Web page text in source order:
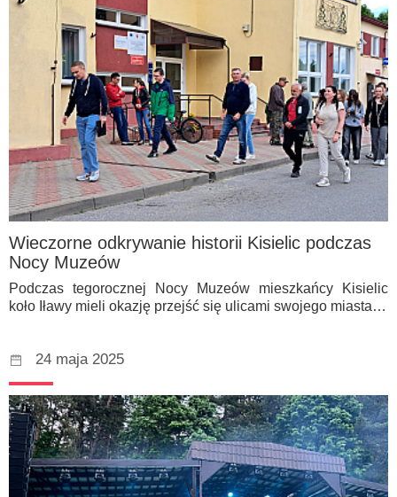
Wieczorne odkrywanie historii Kisielic podczas
Nocy Muzeów
Podczas tegorocznej Nocy Muzeów mieszkańcy Kisielic
koło Iławy mieli okazję przejść się ulicami swojego miasta…
24 maja 2025